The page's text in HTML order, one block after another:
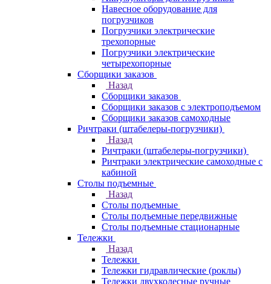
Навесное оборудование для
погрузчиков
Погрузчики электрические
трехопорные
Погрузчики электрические
четырехопорные
Сборщики заказов
Назад
Сборщики заказов
Сборщики заказов с электроподъемом
Сборщики заказов самоходные
Ричтраки (штабелеры-погрузчики)
Назад
Ричтраки (штабелеры-погрузчики)
Ричтраки электрические самоходные с
кабиной
Столы подъемные
Назад
Столы подъемные
Столы подъемные передвижные
Столы подъемные стационарные
Тележки
Назад
Тележки
Тележки гидравлические (роклы)
Тележки двухколесные ручные